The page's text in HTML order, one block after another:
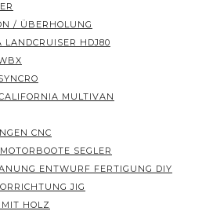
/ ÜBERHOLUNG
LANDCRUISER HDJ80
MULTIVAN
CNC
SEGLER
ENTWURF FERTIGUNG DIY
JIG
HOLZ